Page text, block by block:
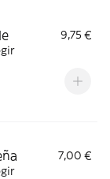
9,75 €
7,00 €